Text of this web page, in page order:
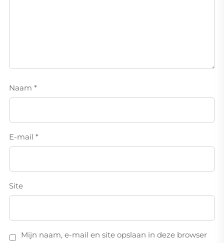
Naam *
E-mail *
Site
Mijn naam, e-mail en site opslaan in deze browser